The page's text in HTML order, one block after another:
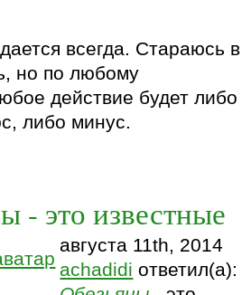
всегда. Стараюсь в
но по любому
действие будет либо
либо минус.
- это известные
августа 11th, 2014
achadidi ответил(а):